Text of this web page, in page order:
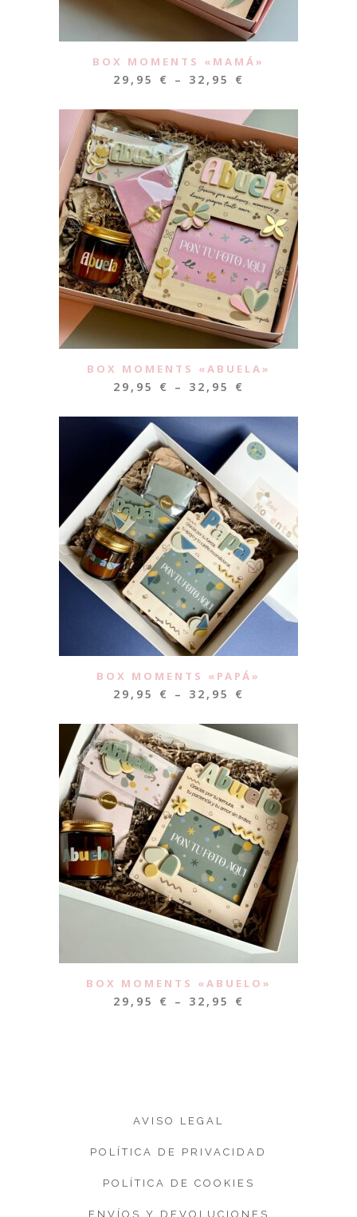
BOX MOMENTS «MAMÁ»
29,95 € – 32,95 €
BOX MOMENTS «ABUELA»
29,95 € – 32,95 €
BOX MOMENTS «PAPÁ»
29,95 € – 32,95 €
BOX MOMENTS «ABUELO»
29,95 € – 32,95 €
AVISO LEGAL
POLÍTICA DE PRIVACIDAD
POLÍTICA DE COOKIES
ENVÍOS Y DEVOLUCIONES